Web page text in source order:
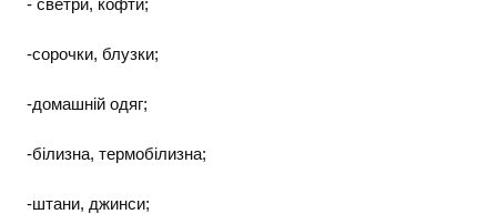
- светри, кофти;
-сорочки, блузки;
-домашній одяг;
-білизна, термобілизна;
-штани, джинси;